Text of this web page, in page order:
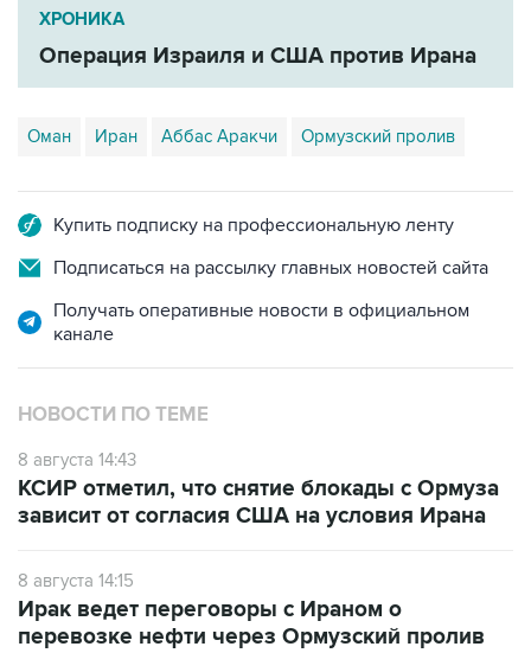
ХРОНИКА
Операция Израиля и США против Ирана
Оман Иран Аббас Аракчи Ормузский пролив
Купить подписку на профессиональную ленту
Подписаться на рассылку главных новостей сайта
Получать оперативные новости в официальном
канале
НОВОСТИ ПО ТЕМЕ
8 августа 14:43
КСИР отметил, что снятие блокады с Ормуза
зависит от согласия США на условия Ирана
8 августа 14:15
Ирак ведет переговоры с Ираном о
перевозке нефти через Ормузский пролив